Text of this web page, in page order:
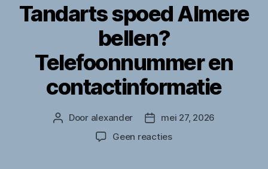
Tandarts spoed Almere
bellen?
Telefoonnummer en
contactinformatie
Berichtauteur
Door alexander Berichtdatum
mei 27, 2026
Geen reactiesop